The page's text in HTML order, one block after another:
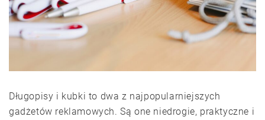
Długopisy i kubki to dwa z najpopularniejszych
gadżetów reklamowych. Są one niedrogie, praktyczne i